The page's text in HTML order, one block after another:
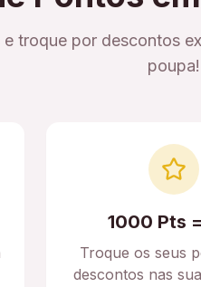
troque por descontos
poupa!
1000 Pts
Troque os seus
descontos nas